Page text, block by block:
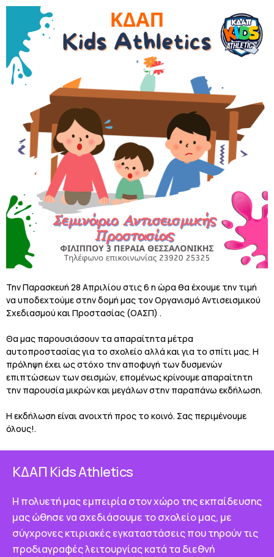
Την Παρασκευή 28 Απριλίου στις 6 η ώρα θα έχουμε την τιμή
να υποδεχτούμε στην δομή μας τον Οργανισμό Αντισεισμικού
Σχεδιασμού και Προστασίας (ΟΑΣΠ) .
Θα μας παρουσιάσουν τα απαραίτητα μέτρα
αυτοπροστασίας για το σχολείο αλλά και για το σπίτι μας. Η
πρόληψη έχει ως στόχο την αποφυγή των δυσμενών
επιπτώσεων των σεισμών, επομένως κρίνουμε απαραίτητη
την παρουσία μικρών και μεγάλων στην παραπάνω εκδήλωση.
Η εκδήλωση είναι ανοιχτή προς το κοινό. Σας περιμένουμε
όλους!.
ΚΔΑΠ Κids Athletics
Η πολυετή μας εμπειρία στον χώρο της εκπαίδευσης
μας ώθησε να σχεδιάσουμε το σχολείο μας, με
σύγχρονες κτιριακές εγκαταστάσεις που τηρούν τις
προδιαγραφές λειτουργίας κατά τα διεθνή